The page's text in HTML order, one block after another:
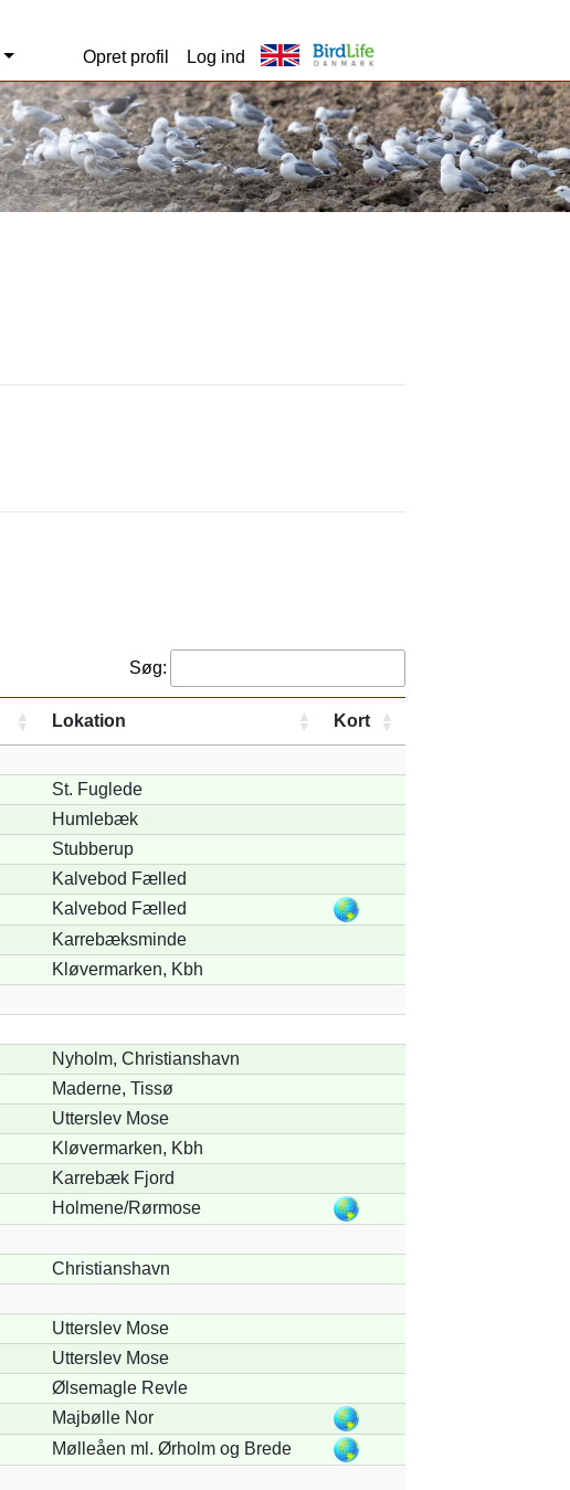
Opret profil Log ind
Søg:
Lokation Kort
St. Fuglede
Humlebæk
Stubberup
Kalvebod Fælled
Kalvebod Fælled
Karrebæksminde
Kløvermarken, Kbh
Nyholm, Christianshavn
Maderne, Tissø
Utterslev Mose
Kløvermarken, Kbh
Karrebæk Fjord
Holmene/Rørmose
Christianshavn
Utterslev Mose
Utterslev Mose
Ølsemagle Revle
Majbølle Nor
Mølleåen ml. Ørholm og Brede